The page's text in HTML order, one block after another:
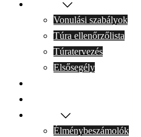
Vonulási szabályok
Túra ellenőrzőlista
Túratervezés
Elsősegély
Élménybeszámolók